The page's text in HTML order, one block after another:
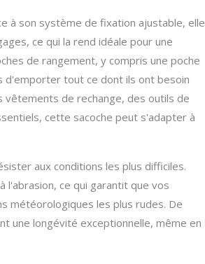
à son système de fixation ajustable, elle
ce qui la rend idéale pour une
de rangement, y compris une poche
d'emporter tout ce dont ils ont besoin
de rechange, des outils de
cette sacoche peut s'adapter à
aux conditions les plus difficiles.
l'abrasion, ce qui garantit que vos
météorologiques les plus rudes. De
une longévité exceptionnelle, même en